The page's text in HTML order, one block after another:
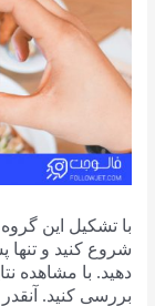
با تشکیل این
شروع کنید و تنها
دهید. با مشاهده
بررسی کنید.